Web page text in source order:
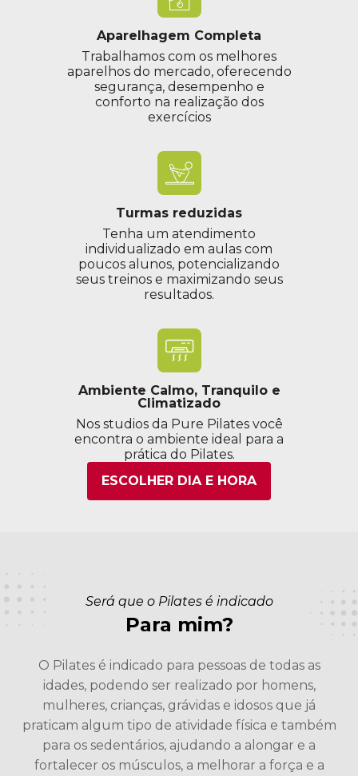
Aparelhagem Completa
Trabalhamos com os melhores
aparelhos do mercado, oferecendo
segurança, desempenho e
conforto na realização dos
exercícios
Turmas reduzidas
Tenha um atendimento
individualizado em aulas com
poucos alunos, potencializando
seus treinos e maximizando seus
resultados.
Ambiente Calmo, Tranquilo e
Climatizado
Nos studios da Pure Pilates você
encontra o ambiente ideal para a
prática do Pilates.
ESCOLHER DIA E HORA
Será que o Pilates é indicado
Para mim?
O Pilates é indicado para pessoas de todas as
idades, podendo ser realizado por homens,
mulheres, crianças, grávidas e idosos que já
praticam algum tipo de atividade física e também
para os sedentários, ajudando a alongar e a
fortalecer os músculos, a melhorar a força e a